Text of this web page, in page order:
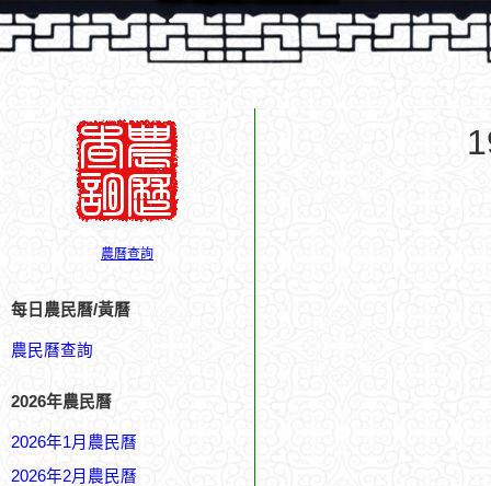
農曆查詢
每日農民曆/黃曆
農民曆查詢
2026年農民曆
2026年1月農民曆
2026年2月農民曆